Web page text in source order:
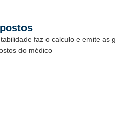
faz o calculo e emite as
do médico